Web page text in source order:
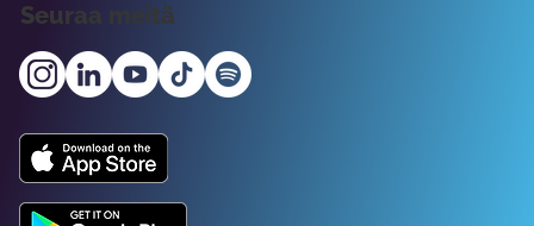
Seuraa meitä